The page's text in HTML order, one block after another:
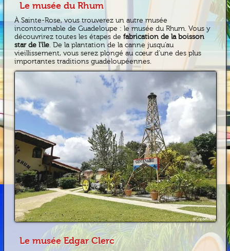
Le musée du Rhum
À Sainte-Rose, vous trouverez un autre musée
incontournable de Guadeloupe : le musée du Rhum. Vous y
découvrirez toutes les étapes defabrication de la boisson
star de l’île. De la plantation de la canne jusqu’au
vieillissement, vous serez plongé au cœur d’une des plus
importantes traditions guadeloupéennes.
Le musée Edgar Clerc